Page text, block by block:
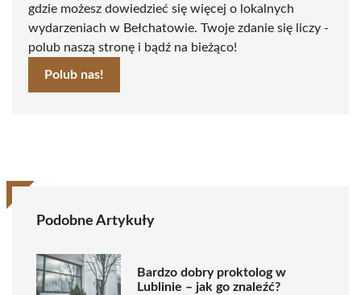
gdzie możesz dowiedzieć się więcej o lokalnych
wydarzeniach w Bełchatowie. Twoje zdanie się liczy -
polub naszą stronę i bądź na bieżąco!
Polub nas!
Podobne Artykuły
Bardzo dobry proktolog w
Lublinie – jak go znaleźć?